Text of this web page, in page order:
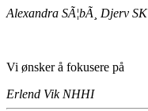
Alexandra SÃ¦bÃ¸ Djerv SK
Vi ønsker å fokusere på
Erlend VikNHHI